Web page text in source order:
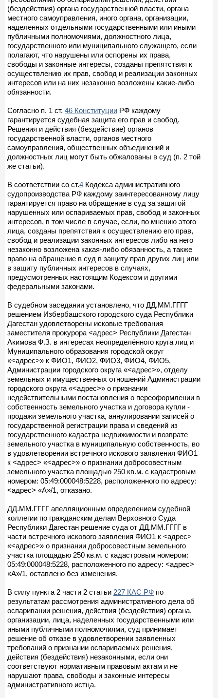
(бездействия) органа государственной власти, органа
местного самоуправления, иного органа, организации,
наделенных отдельными государственными или иными
публичными полномочиями, должностного лица,
государственного или муниципального служащего, если
полагают, что нарушены или оспорены их права,
свободы и законные интересы, созданы препятствия к
осуществлению их прав, свобод и реализации законных
интересов или на них незаконно возложены какие-либо
обязанности.
Согласно п. 1 ст. 46 Конституции РФ каждому
гарантируется судебная защита его прав и свобод.
Решения и действия (бездействие) органов
государственной власти, органов местного
самоуправления, общественных объединений и
должностных лиц могут быть обжалованы в суд (п. 2 той
же статьи).
В соответствии со ст.4 Кодекса административного
судопроизводства РФ каждому заинтересованному лицу
гарантируется право на обращение в суд за защитой
нарушенных или оспариваемых прав, свобод и законных
интересов, в том числе в случае, если, по мнению этого
лица, созданы препятствия к осуществлению его прав,
свобод и реализации законных интересов либо на него
незаконно возложена какая-либо обязанность, а также
право на обращение в суд в защиту прав других лиц или
в защиту публичных интересов в случаях,
предусмотренных настоящим Кодексом и другими
федеральными законами.
В судебном заседании установлено, что ДД.ММ.ГГГГ
решением Избербашского городского суда Республики
Дагестан удовлетворены исковые требования
заместителя прокурора <адрес> Республики Дагестан
Акимова Ф.З. в интересах неопределённого круга лиц и
Муниципального образования городской округ
«<адрес>» к ФИО1, ФИО2, ФИО3, ФИО4, ФИО5,
Администрации городского округа «<адрес>», отделу
земельных и имущественных отношений Администрации
городского округа «<адрес>» о признании
недействительными постановления о переоформлении в
собственность земельного участка и договора купли -
продажи земельного участка, аннулировании записей о
государственной регистрации права и сведений из
государственного кадастра недвижимости и возврате
земельного участка в муниципальную собственность, во
в удовлетворении встречного искового заявления ФИО1
к <адрес> «<адрес>» о признании добросовестным
земельного участка площадью 250 кв.м. с кадастровым
номером: 05:49:000048:5228, расположенного по адресу:
<адрес> «А»/1, отказано.
ДД.ММ.ГГГГ апелляционным определением судебной
коллегии по гражданским делам Верховного Суда
Республики Дагестан решение суда от ДД.ММ.ГГГГ в
части встречного искового заявления ФИО1 к <адрес>
«<адрес>» о признании добросовестным земельного
участка площадью 250 кв.м. с кадастровым номером:
05:49:000048:5228, расположенного по адресу: <адрес>
«А»/1, оставлено без изменения.
В силу пункта 2 части 2 статьи 227 КАС РФ по
результатам рассмотрения административного дела об
оспаривании решения, действия (бездействия) органа,
организации, лица, наделенных государственными или
иными публичными полномочиями, суд принимает
решение об отказе в удовлетворении заявленных
требований о признании оспариваемых решения,
действия (бездействия) незаконными, если они
соответствуют нормативным правовым актам и не
нарушают права, свободы и законные интересы
административного истца.